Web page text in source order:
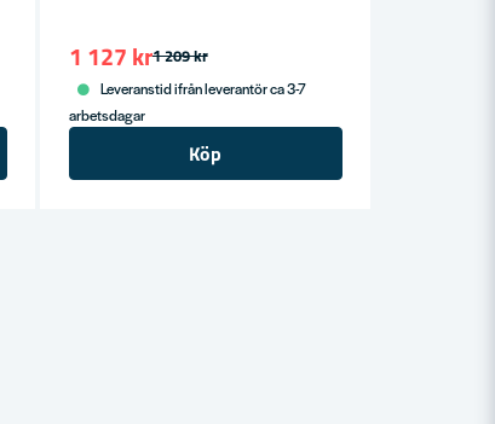
1 209 kr
1 127 kr
Leveranstid ifrån leverantör ca 3-7
arbetsdagar
Köp